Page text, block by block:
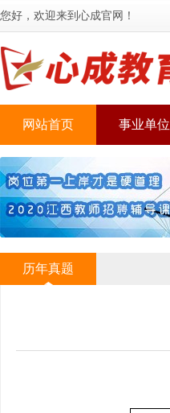
您好，欢迎来到心成官网！
网站首页 事业单位
历年真题